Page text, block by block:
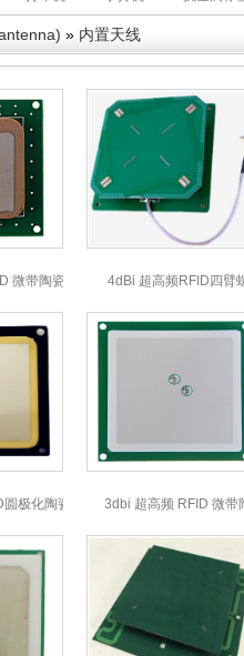
» 内置天线
微带陶瓷天线
4dBi 超高频RFID四臂
极化陶瓷天线
3dbi 超高频 RFID 微带